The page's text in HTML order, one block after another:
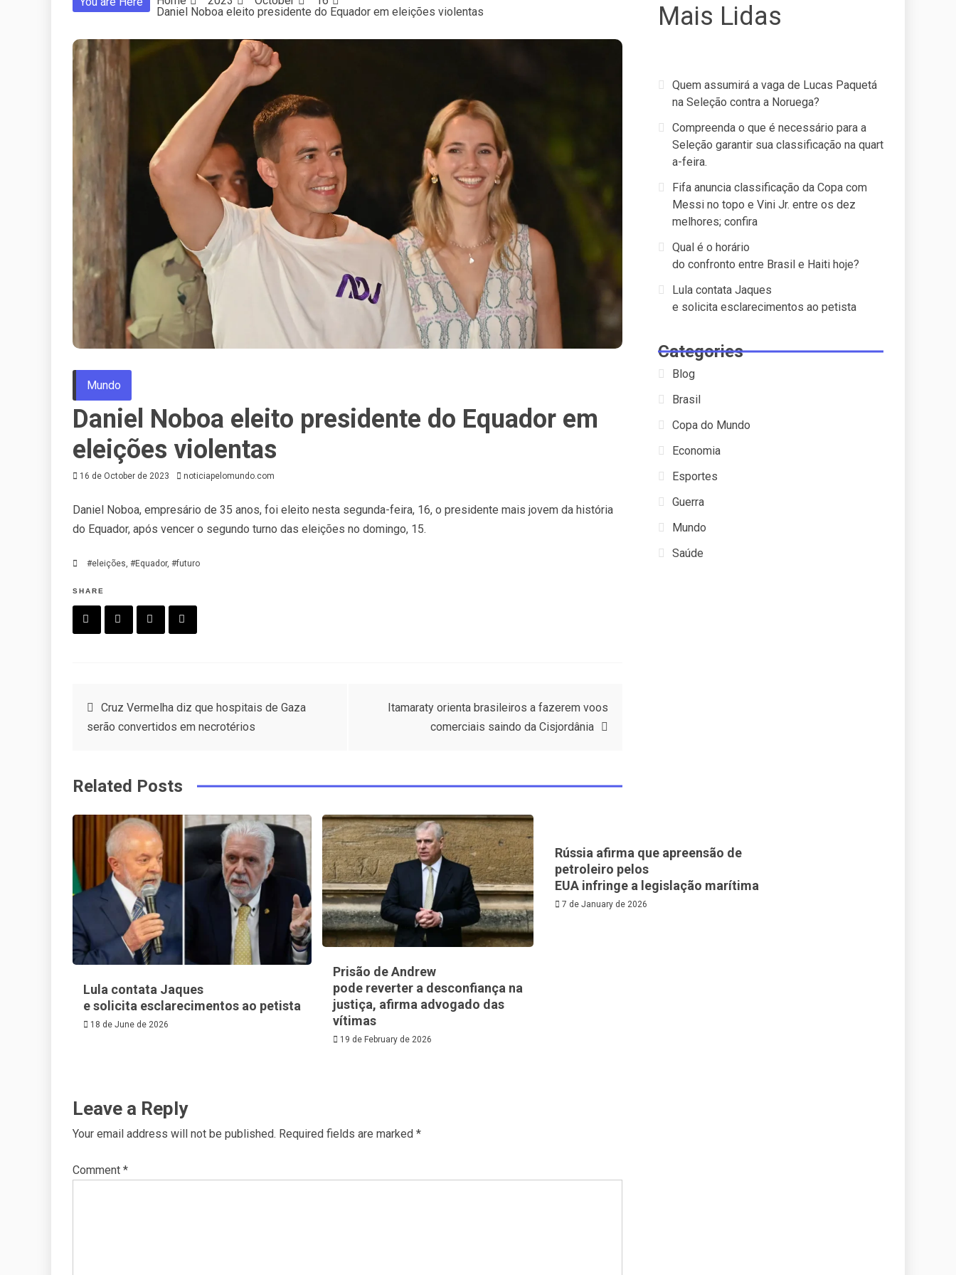
Daniel Noboa eleito presidente do Equador em eleições violentas
Mundo
Daniel Noboa eleito presidente do Equador em
eleições violentas
16 de October de 2023 noticiapelomundo.com
Daniel Noboa, empresário de 35 anos, foi eleito nesta segunda-feira, 16, o presidente mais jovem da história
do Equador, após vencer o segundo turno das eleições no domingo, 15.
#eleições #Equador, #futuro
SHARE
e
o
k
t
e
s
t
e
PostCruz Vermelha diz que hospitais de Gaza
serão convertidos em necrotérios
Itamaraty orienta brasileiros a fazerem voos
comerciais saindo da Cisjordânia
Related Posts
Lula contata Jaques
e solicita esclarecimentos ao petista
18 de June de 2026
Prisão de Andrew
pode reverter a desconfiança na
justiça, afirma advogado das
vítimas
19 de February de 2026
Rússia afirma que apreensão de
petroleiro pelos
EUA infringe a legislação marítima
7 de January de 2026
Leave a Reply
Your email address will not be published. Required fields are marked *
Comment *
Mais Lidas
Quem assumirá a vaga de Lucas Paquetá
na Seleção contra a Noruega?
Compreenda o que é necessário para a
Seleção garantir sua classificação na quart
a-feira.
Fifa anuncia classificação da Copa com
Messi no topo e Vini Jr. entre os dez
melhores; confira
Qual é o horário
do confronto entre Brasil e Haiti hoje?
Lula contata Jaques
e solicita esclarecimentos ao petista
Categories
Blog
Brasil
Copa do Mundo
Economia
Esportes
Guerra
Mundo
Saúde